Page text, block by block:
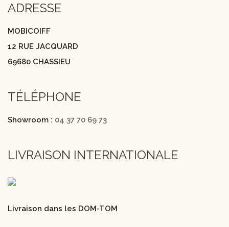
ADRESSE
MOBICOIFF
12 RUE JACQUARD
69680 CHASSIEU
TÉLÉPHONE
Showroom : 04 37 70 69 73
LIVRAISON INTERNATIONALE
Livraison dans les DOM-TOM